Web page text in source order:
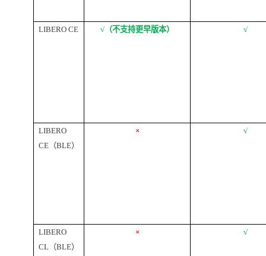
LIBERO CE √（不支持更早版本） √
LIBERO
CE（BLE）
× √
LIBERO
CL（BLE）
× √